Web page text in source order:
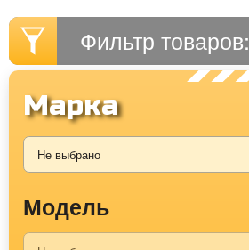
Фильтр товаров:
Марка
Модель